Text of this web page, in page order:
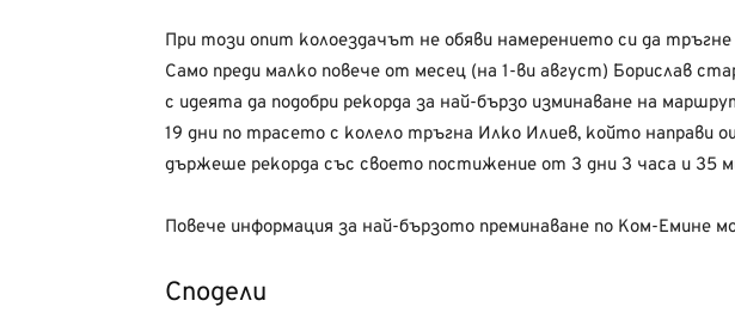
При този опит колоездачът не обяви намерениeто си да
Само преди малко повече от месец (на 1-ви август) Борислав
с идеята да подобри рекорда за най-бързо изминаване на
19 дни по трасето с колело тръгна Илко Илиев, който направи
държеше рекорда със своето постижение от 3 дни 3 часа и 35
Повече информация за най-бързото преминаване по Ком-Емине
Сподели